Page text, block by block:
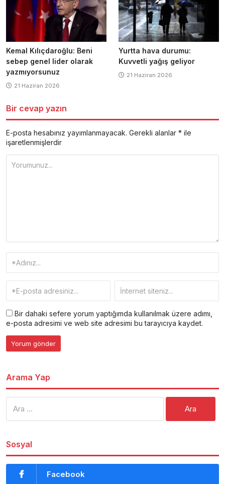
Kemal Kılıçdaroğlu: Beni
sebep genel lider olarak
yazmıyorsunuz
21 Haziran 2026
Yurtta hava durumu:
Kuvvetli yağış geliyor
21 Haziran 2026
Bir cevap yazın
E-posta hesabınız yayımlanmayacak. Gerekli alanlar * ile
işaretlenmişlerdir
Bir dahaki sefere yorum yaptığımda kullanılmak üzere adımı,
e-posta adresimi ve web site adresimi bu tarayıcıya kaydet.
Arama Yap
Sosyal
Facebook